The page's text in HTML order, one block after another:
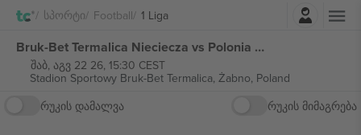
Სპორტი Football 1 Liga
Bruk-Bet Termalica Nieciecza vs Polonia Warszawa 1 Liga ბილეთი
შაბ, აგვ 22 26, 15:30 CEST
Stadion Sportowy Bruk-Bet Termalica, Żabno, Poland
რუკის დამალვა
რუკის მიმაგრება